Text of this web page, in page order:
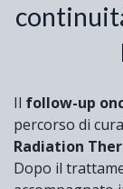
Il follow-up
percorso di
Radiation
Dopo il